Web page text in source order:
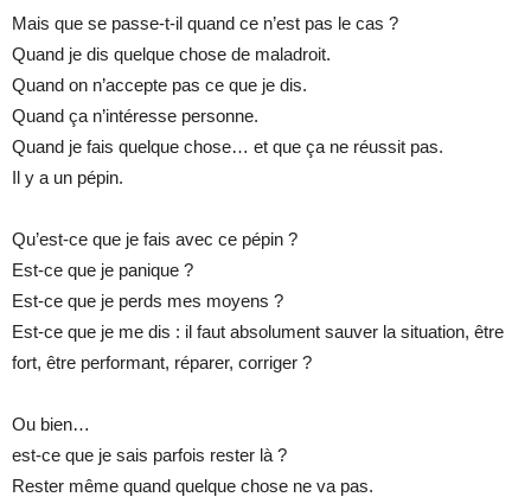
Mais que se passe-t-il quand ce n’est pas le cas ?
Quand je dis quelque chose de maladroit.
Quand on n’accepte pas ce que je dis.
Quand ça n’intéresse personne.
Quand je fais quelque chose… et que ça ne réussit pas.
Il y a un pépin.
Qu’est-ce que je fais avec ce pépin ?
Est-ce que je panique ?
Est-ce que je perds mes moyens ?
Est-ce que je me dis : il faut absolument sauver la situation, être
fort, être performant, réparer, corriger ?
Ou bien…
est-ce que je sais parfois rester là ?
Rester même quand quelque chose ne va pas.